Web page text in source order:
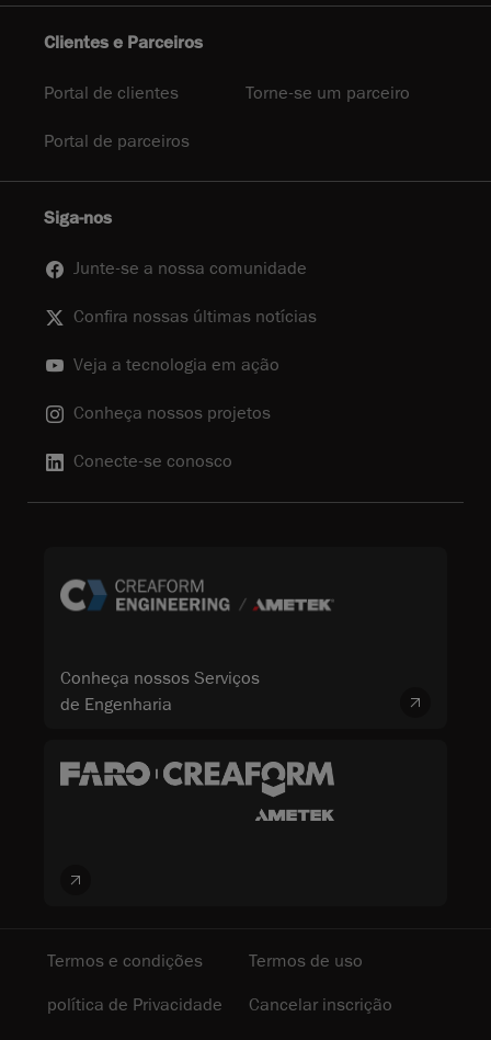
Clientes e Parceiros
Portal de clientes Torne-se um parceiro
Portal de parceiros
Siga-nos
Junte-se a nossa comunidade
Confira nossas últimas notícias
Veja a tecnologia em ação
Conheça nossos projetos
Conecte-se conosco
Conheça nossos Serviços
de Engenharia
Termos e condições
Termos de uso
política de Privacidade
Cancelar inscrição